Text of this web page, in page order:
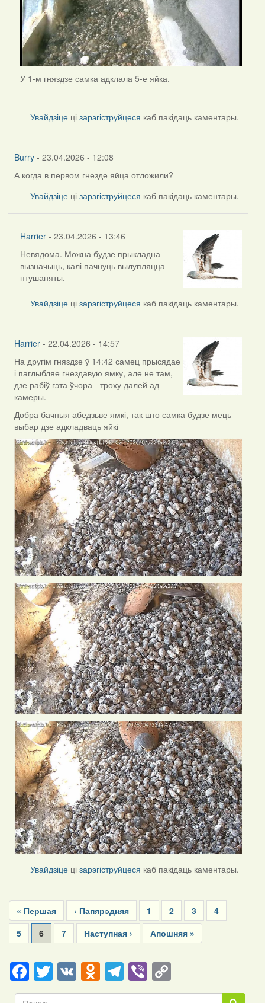
У 1-м гняздзе самка адклала 5-е яйка.
Увайдзіце цізарэгіструйцеся каб пакідаць каментары.
Burry- 23.04.2026 - 12:08
А когда в первом гнезде яйца отложили?
Увайдзіце цізарэгіструйцеся каб пакідаць каментары.
Harrier - 23.04.2026 - 13:46
In
reply
to
Burry
Невядома. Можна будзе прыкладна
вызначыць, калі пачнуць вылупляцца
птушаняты.
Увайдзіце цізарэгіструйцеся каб пакідаць каментары.
Harrier- 22.04.2026 - 14:57
На другім гняздзе ў 14:42 самец прысядае
і паглыбляе гнездавую ямку, але не там,
дзе рабіў гэта ўчора - троху далей ад
камеры.
Добра бачныя абедзьве ямкі, так што самка будзе мець
выбар дзе адкладваць яйкі
Увайдзіце цізарэгіструйцеся каб пакідаць каментары.
Pagination
First
page
« Першая
Previous
page
‹ Папярэдняя Page
1 Page
2 Page
3 Page
4
Page
5
Current
page
6 Page
7
Next
page
Наступная ›
Last
page
Апошняя »
Facebook
Twitter
VKOdnoklassniki
Telegram
ViberCopy
Link Пошук